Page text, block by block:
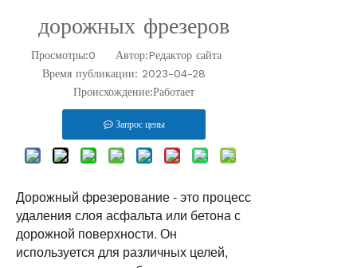
дорожных фрезеров
Просмотры:0 Автор:Pедактор сайта
Время публикации: 2023-04-28
Происхождение:Работает
Запрос цены
Дорожный фрезерование - это процесс
удаления слоя асфальта или бетона с
дорожной поверхности. Он
используется для различных целей,